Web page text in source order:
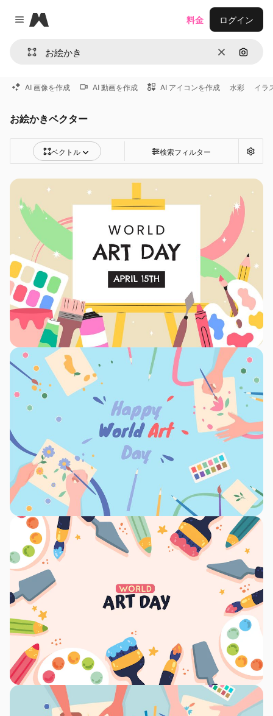
Close menu
Magnific
消去 画像で
料金 ログイン
AI 画像を作成 AI 動画を作成 AI アイコンを作成 水彩 イラ
お絵かきベクター
ベクトル 検索フィルター